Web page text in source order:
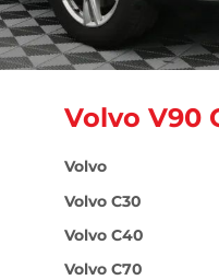
Volvo V90
Volvo
Volvo C30
Volvo C40
Volvo C70